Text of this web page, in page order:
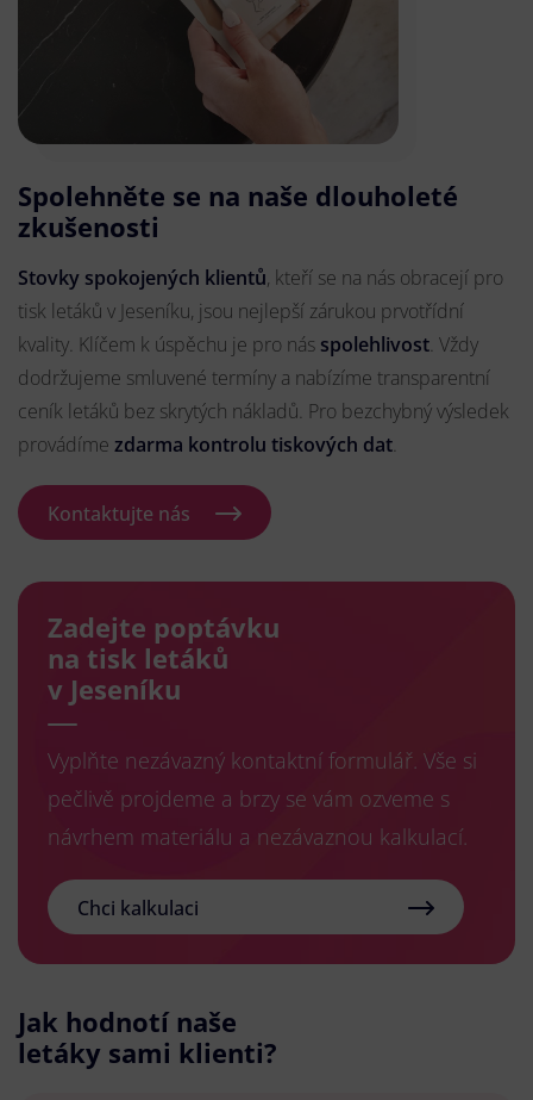
Spolehněte se na naše dlouholeté
zkušenosti
Stovky spokojených klientů, kteří se na nás obracejí pro
tisk letáků v Jeseníku, jsou nejlepší zárukou prvotřídní
kvality. Klíčem k úspěchu je pro nás spolehlivost. Vždy
dodržujeme smluvené termíny a nabízíme transparentní
ceník letáků bez skrytých nákladů. Pro bezchybný výsledek
provádíme zdarma kontrolu tiskových dat.
Kontaktujte nás
Zadejte poptávku
na tisk letáků
v Jeseníku
Vyplňte nezávazný kontaktní formulář. Vše si
pečlivě projdeme a brzy se vám ozveme s
návrhem materiálu a nezávaznou kalkulací.
Chci kalkulaci
Jak hodnotí naše
letáky sami klienti?